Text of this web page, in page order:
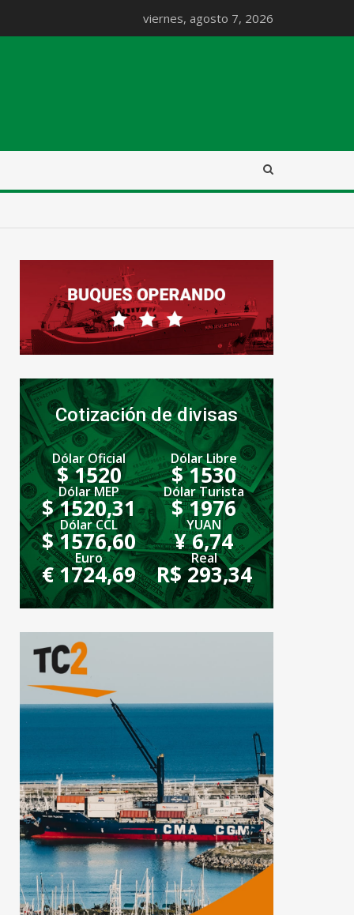
viernes, agosto 7, 2026
Cotización de divisas
Dólar Oficial
$ 1520
Dólar Libre
$ 1530
Dólar MEP
$ 1520,31
Dólar Turista
$ 1976
Dólar CCL
$ 1576,60
YUAN
¥ 6,74
Euro
€ 1724,69
Real
R$ 293,34